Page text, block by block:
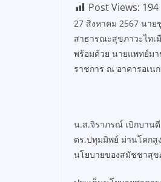
Post Views: 194
27 สิงหาคม 2567 นาย
สาธารณะสุขภาวะไท
พร้อมด้วย นายแพทย์ม
ราชการ ณ อาคารอเน
น.ส.จิราภรณ์ เบิกบาน
ดร.ปทุมมิพย์ ม่านโคกสู
นโยบายของสมัชชาสุ